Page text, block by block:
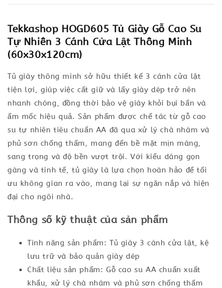
Tekkashop HOGD605 Tủ Giày Gỗ Cao Su
Tự Nhiên 3 Cánh Cửa Lật Thông Minh
(60x30x120cm)
Tủ giày thông minh sở hữu thiết kế 3 cánh cửa lật
tiện lợi, giúp việc cất giữ và lấy giày dép trở nên
nhanh chóng, đồng thời bảo vệ giày khỏi bụi bẩn và
ẩm mốc hiệu quả. Sản phẩm được chế tác từ gỗ cao
su tự nhiên tiêu chuẩn AA đã qua xử lý chà nhám và
phủ sơn chống thấm, mang đến bề mặt mịn màng,
sang trọng và độ bền vượt trội. Với kiểu dáng gọn
gàng và tinh tế, tủ giày là lựa chọn hoàn hảo để tối
ưu không gian ra vào, mang lại sự ngăn nắp và hiện
đại cho ngôi nhà.
Thông số kỹ thuật của sản phẩm
Tính năng sản phẩm: Tủ giày 3 cánh cửa lật, kệ
lưu trữ và bảo quản giày dép
Chất liệu sản phẩm: Gỗ cao su AA chuẩn xuất
khẩu, xử lý chà nhám và phủ sơn chống thấm